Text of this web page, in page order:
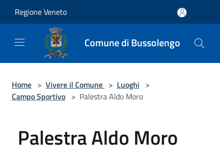
Regione Veneto
Comune di Bussolengo
Home > Vivere il Comune > Luoghi >
Campo Sportivo > Palestra Aldo Moro
Palestra Aldo Moro